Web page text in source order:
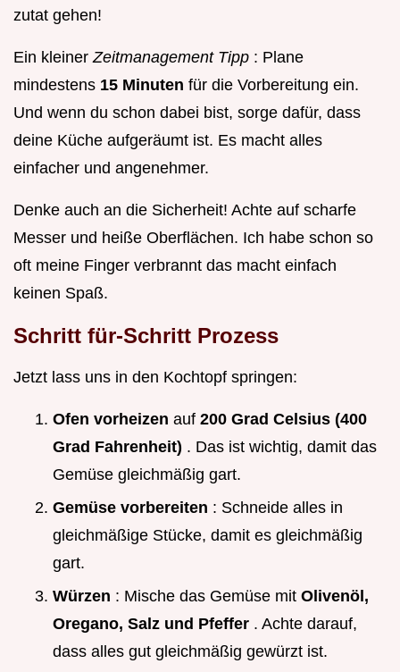
zutat gehen!
Ein kleinerZeitmanagement Tipp : Plane
mindestens 15 Minuten für die Vorbereitung ein.
Und wenn du schon dabei bist, sorge dafür, dass
deine Küche aufgeräumt ist. Es macht alles
einfacher und angenehmer.
Denke auch an die Sicherheit! Achte auf scharfe
Messer und heiße Oberflächen. Ich habe schon so
oft meine Finger verbrannt das macht einfach
keinen Spaß.
Schritt für-Schritt Prozess
Jetzt lass uns in den Kochtopf springen:
Ofen vorheizen auf 200 Grad Celsius (400
Grad Fahrenheit) . Das ist wichtig, damit das
Gemüse gleichmäßig gart.
Gemüse vorbereiten : Schneide alles in
gleichmäßige Stücke, damit es gleichmäßig
gart.
Würzen : Mische das Gemüse mit Olivenöl,
Oregano, Salz und Pfeffer . Achte darauf,
dass alles gut gleichmäßig gewürzt ist.